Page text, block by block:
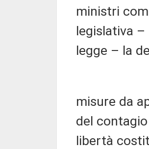
ministri
legislativa
legge – la
misure da
del
libertà